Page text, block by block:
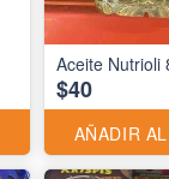
Aceite Nutrioli
$40
AÑADIR